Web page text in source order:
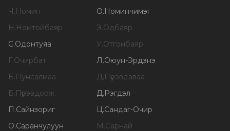
Ч.Номин О.Номинчимэг
Н.Номтойбаяр Э.Одбаяр
С.Одонтуяа У.Отгонбаяр
Г.Очирбат Л.Оюун-Эрдэнэ
Б.Пунсалмаа Д.Пүрэвдаваа
Б.Пүрэвдорж Д.Рэгдэл
П.Сайнзориг Ц.Сандаг-Очир
О.Саранчулуун М.Сарнай